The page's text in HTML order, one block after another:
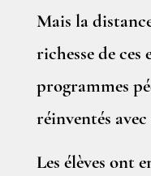
Mais la
richesse de ces
programmes
réinventés avec
Les élèves ont